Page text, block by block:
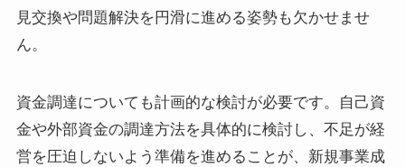
見交換や問題解決を円滑に進める姿勢も欠かせませ
ん。
資金調達についても計画的な検討が必要です。自己資
金や外部資金の調達方法を具体的に検討し、不足が経
営を圧迫しないよう準備を進めることが、新規事業成